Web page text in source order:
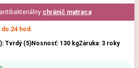
chránič matraca
24 hod.
Tvrdý (5)Nosnosť: 130 kgZáruka: 3 roky